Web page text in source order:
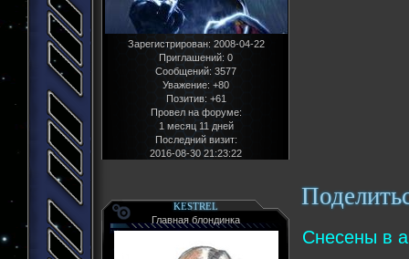
Зарегистрирован: 2008-04-22
Приглашений: 0
Сообщений: 3577
Уважение: +80
Позитив: +61
Провел на форуме:
1 месяц 11 дней
Последний визит:
2016-08-30 21:23:22
KESTREL
Главная блондинка
Снесены в